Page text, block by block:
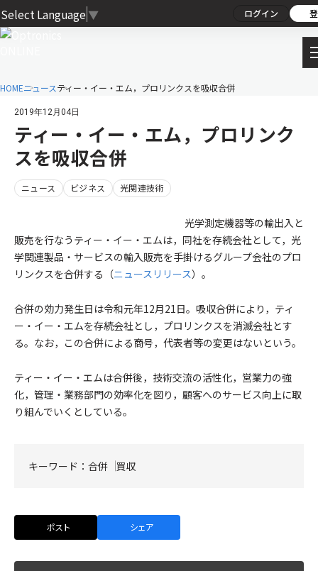
Select Language ▼ ログイン
HOMEニュースティー・イー・エム，プロリンクスを吸収合併
2019年12月04日
ティー・イー・エム，プロリンク
スを吸収合併
ニュース ビジネス 光関連技術
光学測定機器等の輸出入と
販売を行なうティー・イー・エムは，同社を存続会社として，光
学関連製品・サービスの輸入販売を手掛けるグループ会社のプロ
リンクスを合併する（ニュースリリース）。
合併の効力発生日は令和元年12月21日。吸収合併により，ティ
ー・イー・エムを存続会社とし，プロリンクスを消滅会社とす
る。なお，この合併による商号，代表者等の変更はないという。
ティー・イー・エムは合併後，技術交流の活性化，営業力の強
化，管理・業務部門の効率化を図り，顧客へのサービス向上に取
り組んでいくとしている。
キーワード： 合併 買収
ポスト シェア